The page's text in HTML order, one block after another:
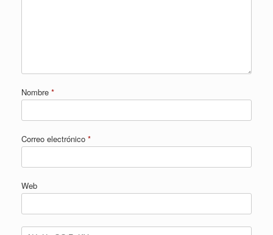
Nombre *
Correo electrónico *
Web